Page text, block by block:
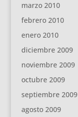
marzo 2010
febrero 2010
enero 2010
diciembre 2009
noviembre 2009
octubre 2009
septiembre 2009
agosto 2009